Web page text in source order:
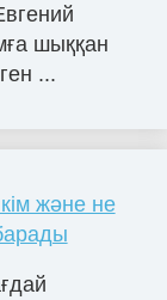
шыққан
...
және не